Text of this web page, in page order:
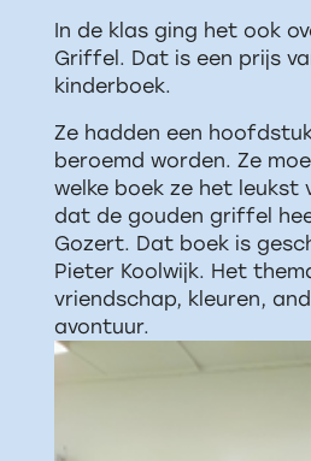
In de klas ging het ook
Griffel. Dat is een prijs
kinderboek.
Ze hadden een
beroemd worden. Ze
welke boek ze het leukst
dat de gouden griffel
Gozert. Dat boek is
Pieter Koolwijk. Het
vriendschap, kleuren,
avontuur.